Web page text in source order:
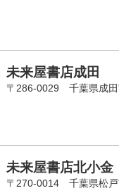
未来屋書店成田
〒286-0029 千葉県成田
未来屋書店北小金
〒270-0014 千葉県松戸